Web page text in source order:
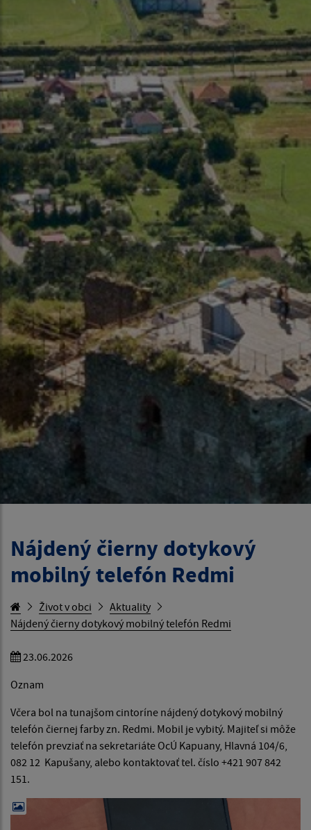
Nájdený čierny dotykový
mobilný telefón Redmi
Život v obci
Aktuality
Nájdený čierny dotykový mobilný telefón Redmi
23.06.2026
Oznam
Včera bol na tunajšom cintoríne nájdený dotykový mobilný
telefón čiernej farby zn. Redmi. Mobil je vybitý. Majiteľ si môže
telefón prevziať na sekretariáte OcÚ Kapuany, Hlavná 104/6,
082 12 Kapušany, alebo kontaktovať tel. číslo +421 907 842
151.